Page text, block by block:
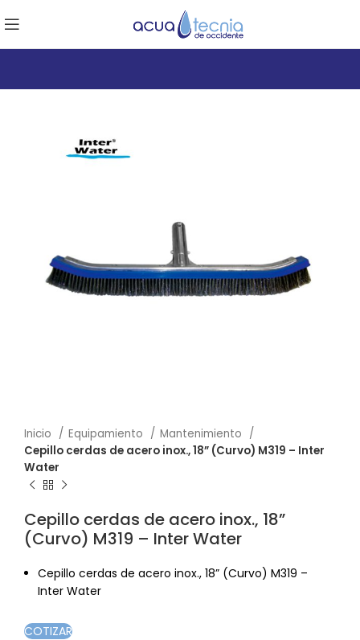
Inicio Equipamiento
Mantenimiento
Cepillo cerdas de acero inox., 18” (Curvo) M319 – Inter
Water
Cepillo cerdas de acero inox., 18”
(Curvo) M319 – Inter Water
Cepillo cerdas de acero inox., 18” (Curvo) M319 –
Inter Water
COTIZAR